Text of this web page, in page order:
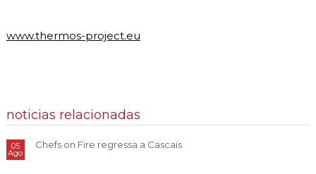
www.thermos-project.eu
noticias relacionadas
05
Ago
Chefs on Fire regressa a Cascais